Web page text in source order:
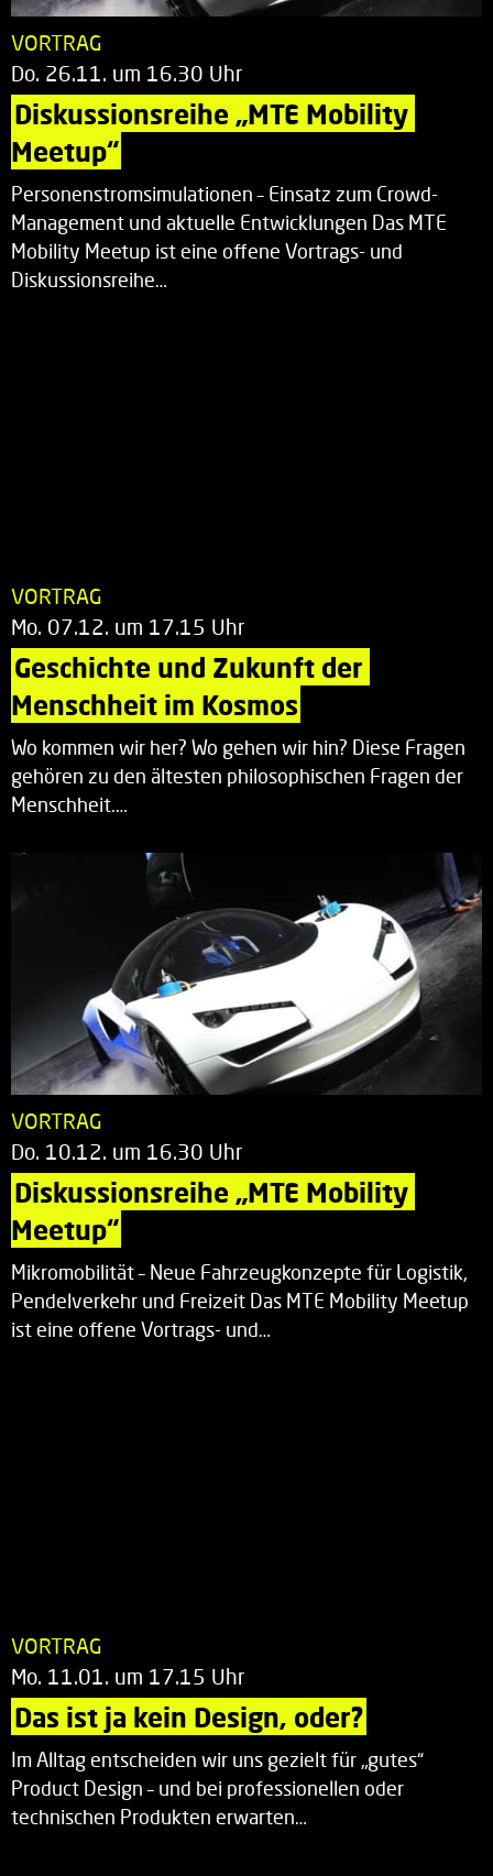
VORTRAG
Do. 26.11. um 16.30 Uhr
Diskussionsreihe „MTE Mobility
Meetup“
Personenstromsimulationen – Einsatz zum Crowd-
Management und aktuelle Entwicklungen Das MTE
Mobility Meetup ist eine offene Vortrags- und
Diskussionsreihe…
VORTRAG
Mo. 07.12. um 17.15 Uhr
Geschichte und Zukunft der
Menschheit im Kosmos
Wo kommen wir her? Wo gehen wir hin? Diese Fragen
gehören zu den ältesten philosophischen Fragen der
Menschheit.…
VORTRAG
Do. 10.12. um 16.30 Uhr
Diskussionsreihe „MTE Mobility
Meetup“
Mikromobilität – Neue Fahrzeugkonzepte für Logistik,
Pendelverkehr und Freizeit Das MTE Mobility Meetup
ist eine offene Vortrags- und…
VORTRAG
Mo. 11.01. um 17.15 Uhr
Das ist ja kein Design, oder?
Im Alltag entscheiden wir uns gezielt für „gutes“
Product Design – und bei professionellen oder
technischen Produkten erwarten…